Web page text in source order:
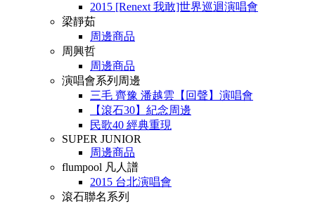
2015 [Renext 我敢]世界巡迴演唱會
梁靜茹
周邊商品
周興哲
周邊商品
演唱會系列周邊
三毛 齊豫 潘越雲【回聲】演唱會
【滾石30】紀念周邊
民歌40 經典重現
SUPER JUNIOR
周邊商品
flumpool 凡人譜
2015 台北演唱會
滾石聯名系列